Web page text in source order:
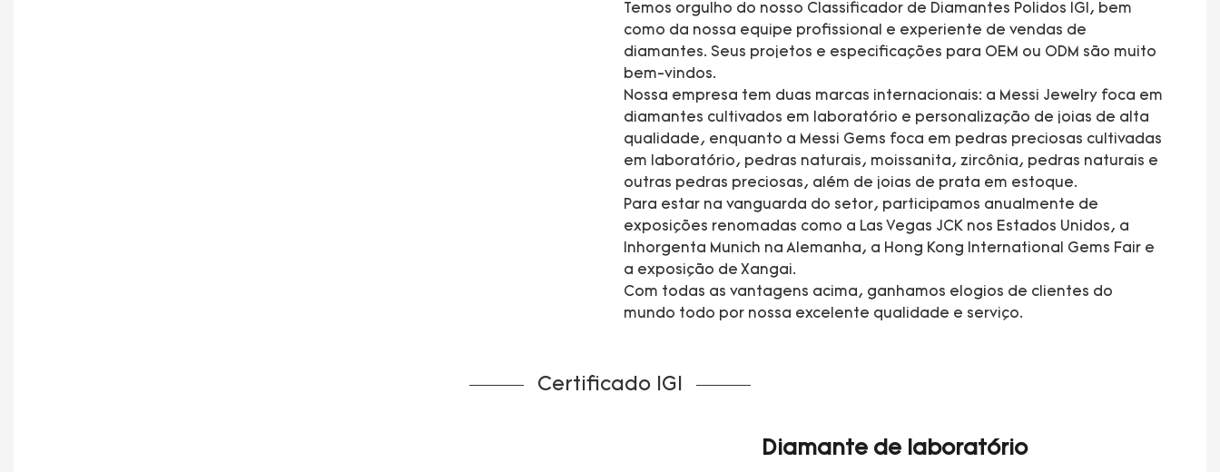
Temos orgulho do nosso Classificador de Diamantes Polidos IGI, bem
como da nossa equipe profissional e experiente de vendas de
diamantes. Seus projetos e especificações para OEM ou ODM são muito
bem-vindos.
Nossa empresa tem duas marcas internacionais: a Messi Jewelry foca em
diamantes cultivados em laboratório e personalização de joias de alta
qualidade, enquanto a Messi Gems foca em pedras preciosas cultivadas
em laboratório, pedras naturais, moissanita, zircônia, pedras naturais e
outras pedras preciosas, além de joias de prata em estoque.
Para estar na vanguarda do setor, participamos anualmente de
exposições renomadas como a Las Vegas JCK nos Estados Unidos, a
Inhorgenta Munich na Alemanha, a Hong Kong International Gems Fair e
a exposição de Xangai.
Com todas as vantagens acima, ganhamos elogios de clientes do
mundo todo por nossa excelente qualidade e serviço.
Certificado IGI
Diamante de laboratório